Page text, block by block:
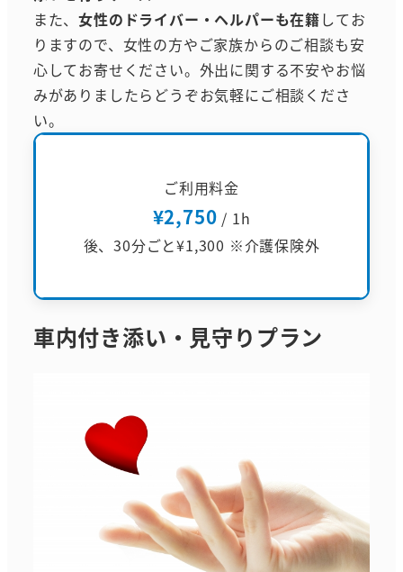
また、女性のドライバー・ヘルパーも在籍してお
りますので、女性の方やご家族からのご相談も安
心してお寄せください。外出に関する不安やお悩
みがありましたらどうぞお気軽にご相談くださ
い。
ご利用料金
¥2,750 / 1h
後、30分ごと¥1,300 ※介護保険外
車内付き添い・見守りプラン